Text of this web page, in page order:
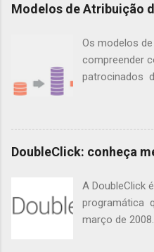
Modelos de Atribuição
Os modelos
compreender
patrocinados
Ilustrando os
uma
tem direito:
shake,
mal porque
esse é o
O fato é que
DoubleClick: conheça
A DoubleClick
programática
março de